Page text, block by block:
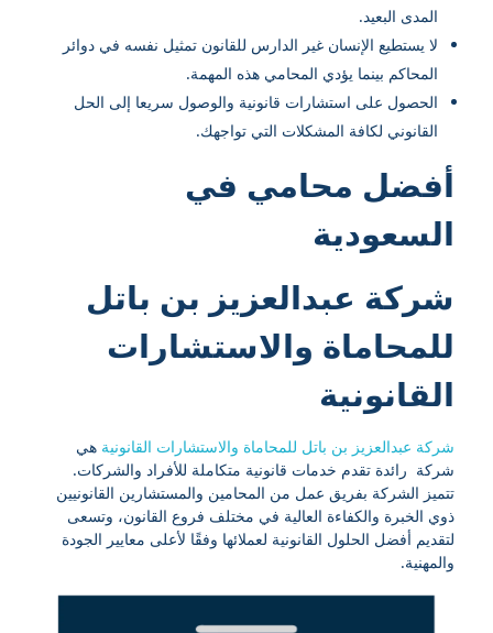
المدى البعيد.
لا يستطيع الإنسان غير الدارس للقانون تمثيل نفسه في دوائر
المحاكم بينما يؤدي المحامي هذه المهمة.
الحصول على استشارات قانونية والوصول سريعا إلى الحل
القانوني لكافة المشكلات التي تواجهك.
أفضل محامي في
السعودية
شركة عبدالعزيز بن باتل
للمحاماة والاستشارات
القانونية
شركة عبدالعزيز بن باتل للمحاماة والاستشارات القانونية هي
شركة رائدة تقدم خدمات قانونية متكاملة للأفراد والشركات.
تتميز الشركة بفريق عمل من المحامين والمستشارين القانونيين
ذوي الخبرة والكفاءة العالية في مختلف فروع القانون، وتسعى
لتقديم أفضل الحلول القانونية لعملائها وفقًا لأعلى معايير الجودة
والمهنية.